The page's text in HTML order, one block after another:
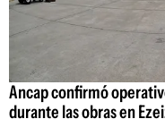
Ancap confirmó
durante las obras en